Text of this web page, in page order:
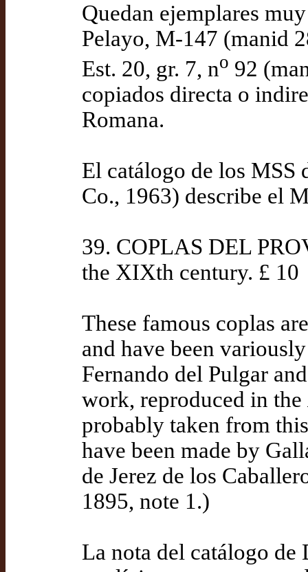
Quedan ejemplares
Pelayo, M-147 (manid
Est. 20, gr. 7, no 92
copiados directa o
Romana.
El catálogo de los
Co., 1963) describe el
39. COPLAS DEL
the XIXth century. £ 10
These famous coplas
and have been
Fernando del Pulgar
work, reproduced in the
probably taken from
have been made by
de Jerez de los
1895, note 1.)
La nota del catálogo